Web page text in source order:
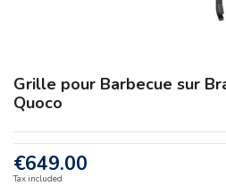
Grille pour Barbecue sur
Quoco
€649.00
Tax included